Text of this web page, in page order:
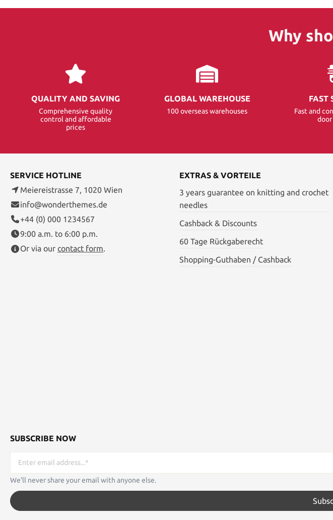
Why
QUALITY AND SAVING
Comprehensive quality
control and affordable
prices
GLOBAL WAREHOUSE
100 overseas warehouses
FAST
Fast and
SERVICE HOTLINE
Meiereistrasse 7, 1020 Wien
info@wonderthemes.de
+44 (0) 000 1234567
9:00 a.m. to 6:00 p.m.
Or via our contact form.
EXTRAS & VORTEILE
3 years guarantee on knitting and crochet
needles
Cashback & Discounts
60 Tage Rückgaberecht
Shopping-Guthaben / Cashback
SUBSCRIBE NOW
We'll never share your email with anyone else.